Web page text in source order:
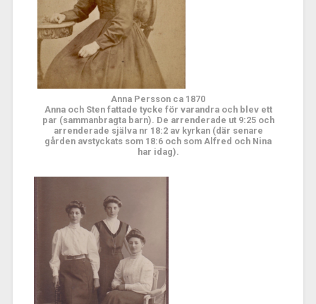
Anna Persson ca 1870
Anna och Sten fattade tycke för varandra och blev ett
par (sammanbragta barn). De arrenderade ut 9:25 och
arrenderade själva nr 18:2 av kyrkan (där senare
gården avstyckats som 18:6 och som Alfred och Nina
har idag).